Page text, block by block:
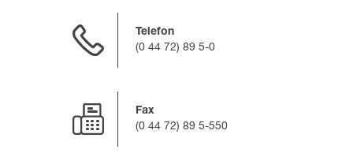
Telefon
(0 44 72) 89 5-0
Fax
(0 44 72) 89 5-550